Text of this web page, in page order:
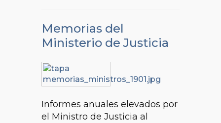
Memorias del
Ministerio de Justicia
Informes anuales elevados por
el Ministro de Justicia al